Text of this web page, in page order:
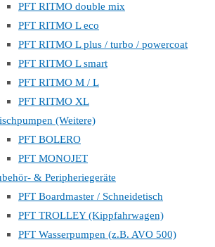
PFT RITMO double mix
PFT RITMO L eco
PFT RITMO L plus / turbo / powercoat
PFT RITMO L smart
PFT RITMO M / L
PFT RITMO XL
(Weitere)
PFT BOLERO
PFT MONOJET
& Peripheriegeräte
PFT Boardmaster / Schneidetisch
PFT TROLLEY (Kippfahrwagen)
PFT Wasserpumpen (z.B. AVO 500)